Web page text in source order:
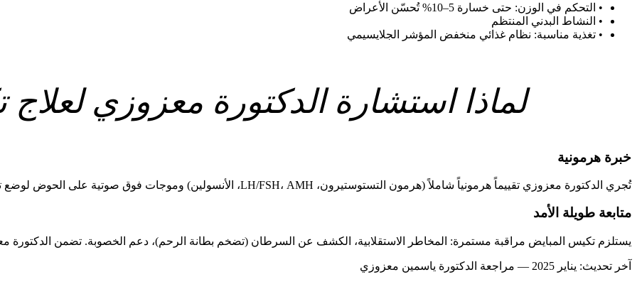
• التحكم في الوزن: حتى خسارة 5–10% تُحسّن الأعراض
• النشاط البدني المنتظم
• تغذية مناسبة: نظام غذائي منخفض المؤشر الجلايسيمي
لماذا استشارة الدكتورة معزوزي
خبرة هرمونية
تُجري الدكتورة معزوزي تقييماً هرمونياً شاملاً (هرمون التستوستيرون، LH/FSH، AMH، الأنسولين) وموجات فوق صوتية على الحوض لوضع تشخيص دقيق وخطة علاج شخصية.
متابعة طويلة الأمد
يستلزم تكيس المبايض مراقبة مستمرة: المخاطر الاستقلابية، الكشف عن السرطان (تضخم بطانة الرحم)، دعم الخصوبة. تضمن
آخر تحديث: يناير 2025 — مراجعة الدكتورة ياسمين معزوزي